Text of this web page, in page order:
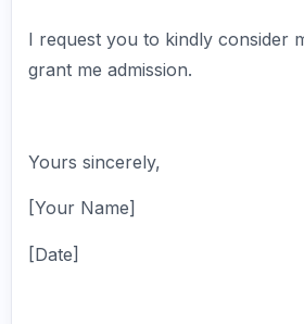
I request you to kindly consider
grant me admission.
Yours sincerely,
[Your Name]
[Date]